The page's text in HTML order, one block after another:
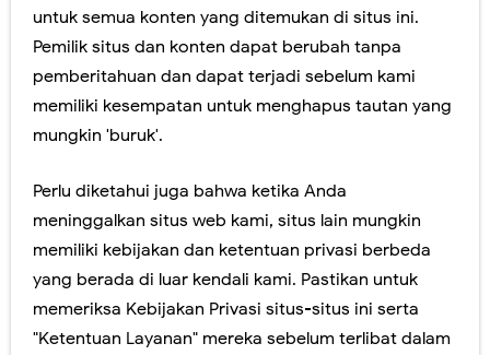
Layanan dan Digitalisasi BRI Mudahkan Masyarakat dalam Bertransaksi
Berkat Lister Belajar Bahasa Asing Semakin Mudah, Kemampuan Diri Pasti Bertambah!
untuk semua konten yang ditemukan di situs ini.
Pemilik situs dan konten dapat berubah tanpa
pemberitahuan dan dapat terjadi sebelum kami
memiliki kesempatan untuk menghapus tautan yang
mungkin 'buruk'.
Perlu diketahui juga bahwa ketika Anda
meninggalkan situs web kami, situs lain mungkin
memiliki kebijakan dan ketentuan privasi berbeda
yang berada di luar kendali kami. Pastikan untuk
memeriksa Kebijakan Privasi situs-situs ini serta
"Ketentuan Layanan" mereka sebelum terlibat dalam